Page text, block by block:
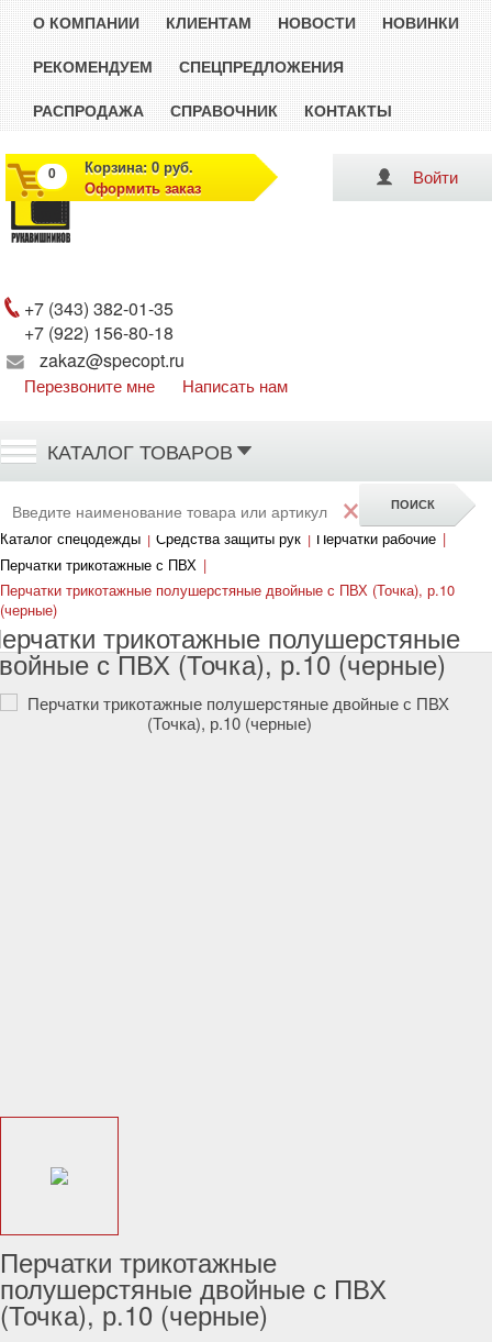
О КОМПАНИИ КЛИЕНТАМ НОВОСТИ
НОВИНКИ
РЕКОМЕНДУЕМ
СПЕЦПРЕДЛОЖЕНИЯ
РАСПРОДАЖА
СПРАВОЧНИК КОНТАКТЫ
+7 (343) 382-01-35
+7 (922) 156-80-18
zakaz@specopt.ru
Перезвоните мне Написать нам
Войти
Корзина: 0 руб.
Оформить заказ
0
КАТАЛОГ ТОВАРОВ
×
Каталог спецодежды | Средства защиты рук | Перчатки рабочие |
Перчатки трикотажные с ПВХ |
Перчатки трикотажные полушерстяные двойные с ПВХ (Точка), р.10
(черные)
трикотажные полушерстяные
с ПВХ (Точка), р.10 (черные)
Перчатки трикотажные
полушерстяные двойные с ПВХ
(Точка), р.10 (черные)